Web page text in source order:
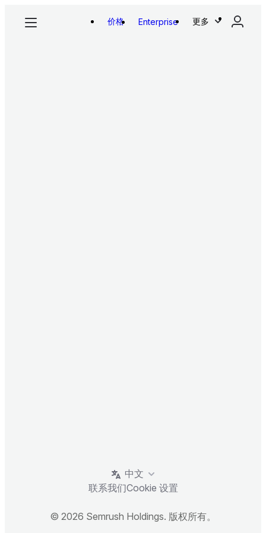
价格 Enterprise 更多
中文
联系我们Cookie 设置
© 2026 Semrush Holdings. 版权所有。